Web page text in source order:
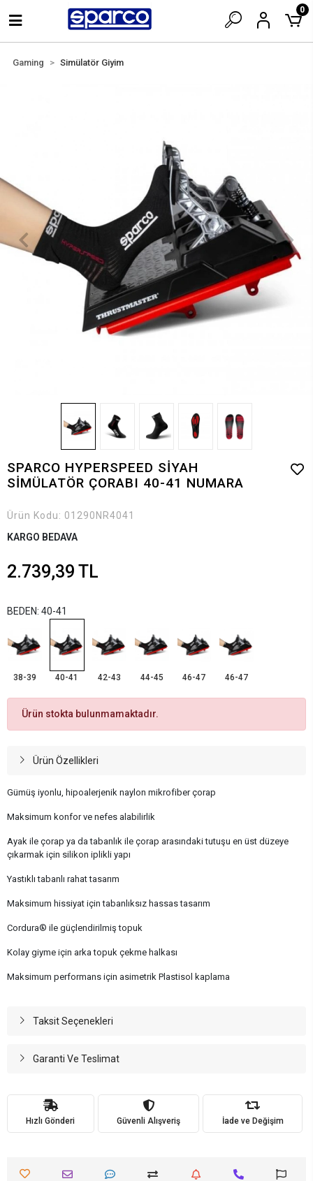
0
Gaming Simülatör Giyim
SPARCO HYPERSPEED SİYAH
SİMÜLATÖR ÇORABI 40-41 NUMARA
Ürün Kodu: 01290NR4041
KARGO BEDAVA
2.739,39 TL
BEDEN: 40-41
38-39 40-41 42-43 44-45 46-47 46-47
Ürün stokta bulunmamaktadır.
Ürün Özellikleri
Gümüş iyonlu, hipoalerjenik naylon mikrofiber çorap
Maksimum konfor ve nefes alabilirlik
Ayak ile çorap ya da tabanlık ile çorap arasındaki tutuşu en üst düzeye
çıkarmak için silikon iplikli yapı
Yastıklı tabanlı rahat tasarım
Maksimum hissiyat için tabanlıksız hassas tasarım
Cordura® ile güçlendirilmiş topuk
Kolay giyme için arka topuk çekme halkası
Maksimum performans için asimetrik Plastisol kaplama
Taksit Seçenekleri
Garanti Ve Teslimat
Hızlı Gönderi Güvenli Alışveriş İade ve Değişim